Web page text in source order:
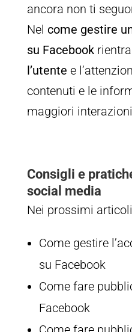
ancora non ti
Nel come gestire
su Facebook
l’utente e
contenuti e le
maggiori
Consigli e
social media
Nei prossimi
Come gestire
su Facebook
Come fare
Facebook